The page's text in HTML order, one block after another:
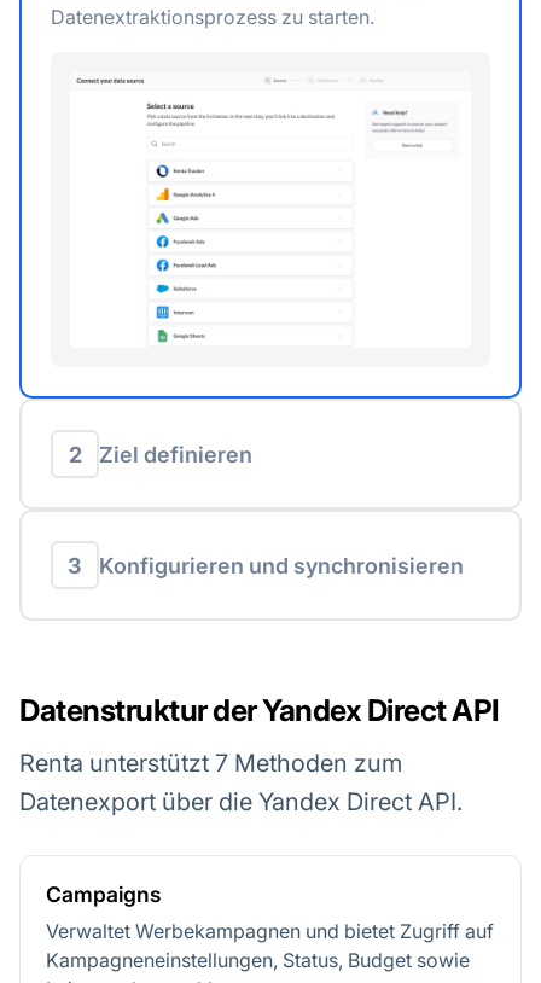
Datenextraktionsprozess zu starten.
2 Ziel definieren
3 Konfigurieren und synchronisieren
Datenstruktur der Yandex Direct API
Renta unterstützt 7 Methoden zum
Datenexport über die Yandex Direct API.
Campaigns
Verwaltet Werbekampagnen und bietet Zugriff auf
Kampagneneinstellungen, Status, Budget sowie